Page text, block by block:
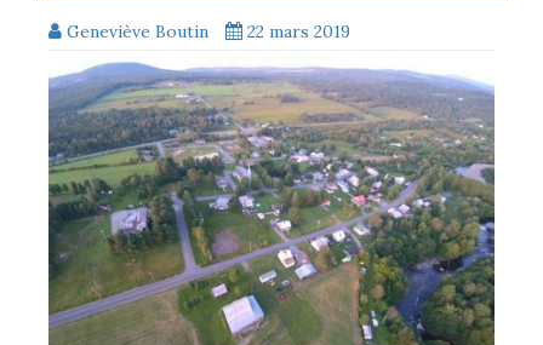
Geneviève Boutin 22 mars 2019